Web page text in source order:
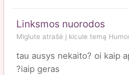
Linksmos nuorodos
Miglute atrašė į kicule temą
tau ausys nekaito? oi kaip
?iaip geras